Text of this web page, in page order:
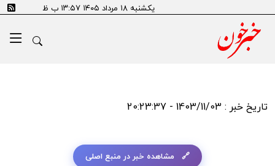
یکشنبه ۱۸ مرداد ۱۴۰۵ ۱۳:۵۷ ب ظ
تاریخ خبر : 1403/11/03 - 20:23:37
مشاهده خبر در منبع اصلی